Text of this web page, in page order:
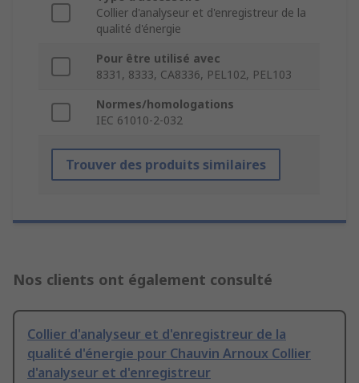
Collier d'analyseur et d'enregistreur de la
qualité d'énergie
Pour être utilisé avec
8331, 8333, CA8336, PEL102, PEL103
Normes/homologations
IEC 61010-2-032
Trouver des produits similaires
Nos clients ont également consulté
Collier d'analyseur et d'enregistreur de la
qualité d'énergie pour Chauvin Arnoux Collier
d'analyseur et d'enregistreur